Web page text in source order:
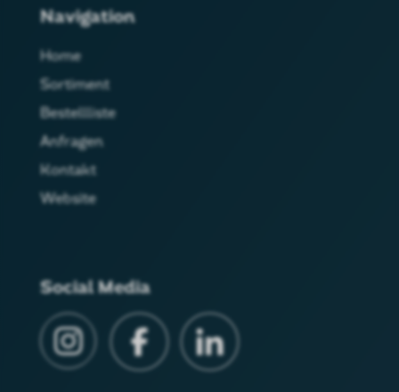
Navigation
Home
Sortiment
Bestellliste
Anfragen
Kontakt
Website
Social Media